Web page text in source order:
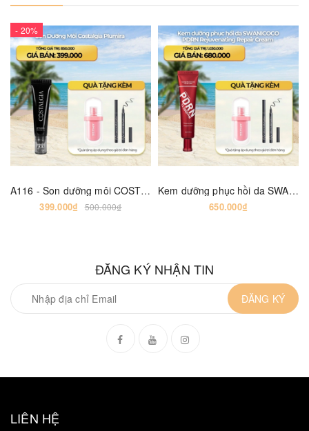
- 20%
A116 - Son dưỡng môi COSTALGIA
399.000₫ 500.000₫
Kem dưỡng phục hồi da SWANICOCO PDRN Rejuvenating Repair Cream [40ml] (KD)
650.000₫
ĐĂNG KÝ NHẬN TIN
ĐĂNG KÝ
LIÊN HỆ